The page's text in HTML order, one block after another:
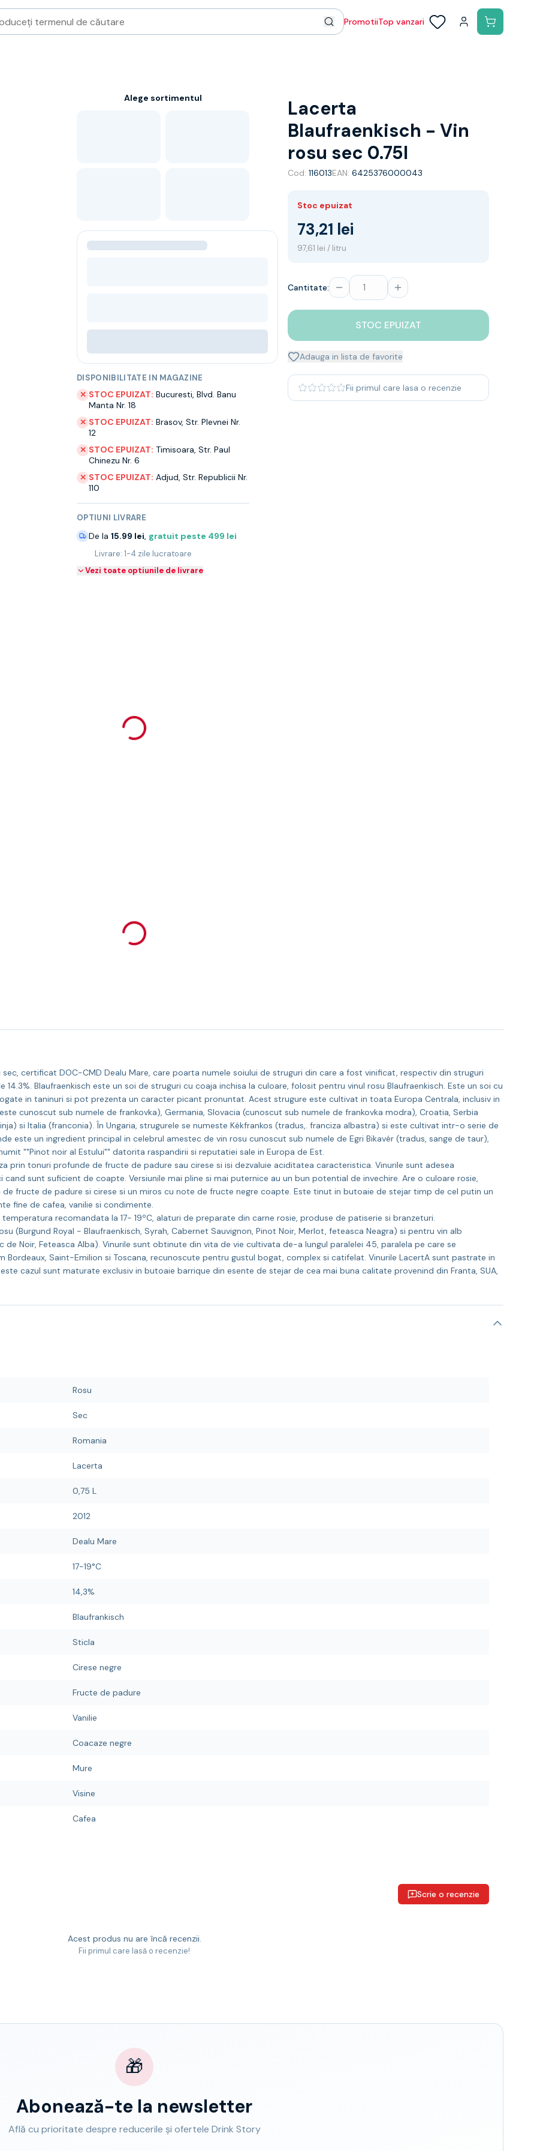
PromotiiTop vanzari
Alege sortimentul
DISPONIBILITATE IN MAGAZINE
✕ STOC EPUIZAT: Bucuresti, Blvd. Banu
Manta Nr. 18
✕ STOC EPUIZAT: Brasov, Str. Plevnei Nr.
12
✕ STOC EPUIZAT: Timisoara, Str. Paul
Chinezu Nr. 6
✕ STOC EPUIZAT: Adjud, Str. Republicii Nr.
110
OPTIUNI LIVRARE
De la 15.99 lei, gratuit peste 499 lei
Livrare: 1-4 zile lucratoare
Vezi toate optiunile de livrare
Lacerta
Blaufraenkisch - Vin
rosu sec 0.75l
Cod: 116013EAN: 6425376000043
Stoc epuizat
73,21 lei
97,61 lei / litru
Cantitate:
STOC EPUIZAT
Adauga in lista de favorite
Fii primul care lasa o recenzie
certificat DOC-CMD Dealu Mare, care poarta numele soiului de struguri din care a fost vinificat, respectiv din struguri
Blaufraenkisch este un soi de struguri cu coaja inchisa la culoare, folosit pentru vinul rosu Blaufraenkisch. Este un soi cu
in taninuri si pot prezenta un caracter picant pronuntat. Acest strugure este cultivat in toata Europa Centrala, inclusiv in
cunoscut sub numele de frankovka), Germania, Slovacia (cunoscut sub numele de frankovka modra), Croatia, Serbia
si Italia (franconia). În Ungaria, strugurele se numeste Kékfrankos (tradus,. franciza albastra) si este cultivat intr-o serie de
este un ingredient principal in celebrul amestec de vin rosu cunoscut sub numele de Egri Bikavér (tradus, sange de taur),
""Pinot noir al Estului"" datorita raspandirii si reputatiei sale in Europa de Est.
prin tonuri profunde de fructe de padure sau cirese si isi dezvaluie aciditatea caracteristica. Vinurile sunt adesea
sunt suficient de coapte. Versiunile mai pline si mai puternice au un bun potential de invechire. Are o culoare rosie,
fructe de padure si cirese si un miros cu note de fructe negre coapte. Este tinut in butoaie de stejar timp de cel putin un
fine de cafea, vanilie si condimente.
recomandata la 17- 19ºC, alaturi de preparate din carne rosie, produse de patiserie si branzeturi.
(Burgund Royal - Blaufraenkisch, Syrah, Cabernet Sauvignon, Pinot Noir, Merlot, feteasca Neagra) si pentru vin alb
de Noir, Feteasca Alba). Vinurile sunt obtinute din vita de vie cultivata de-a lungul paralelei 45, paralela pe care se
Bordeaux, Saint-Emilion si Toscana, recunoscute pentru gustul bogat, complex si catifelat. Vinurile LacertA sunt pastrate in
cazul sunt maturate exclusiv in butoaie barrique din esente de stejar de cea mai buna calitate provenind din Franta, SUA,
Rosu
Sec
Romania
Lacerta
0,75 L
2012
Dealu Mare
17-19°C
14,3%
Blaufrankisch
Sticla
Cirese negre
Fructe de padure
Vanilie
Coacaze negre
Mure
Visine
Cafea
Scrie o recenzie
Acest produs nu are încă recenzii.
Fii primul care lasă o recenzie!
🎁
Abonează-te la newsletter
Află cu prioritate despre reducerile și ofertele Drink Story